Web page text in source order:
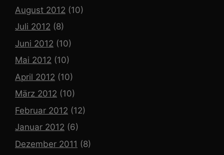
August 2012 (10)
Juli 2012 (8)
Juni 2012 (10)
Mai 2012 (10)
April 2012 (10)
März 2012 (10)
Februar 2012 (12)
Januar 2012 (6)
Dezember 2011 (8)